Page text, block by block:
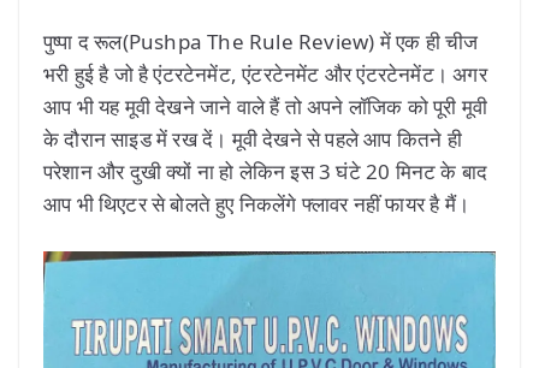
पुष्पा द रूल(Pushpa The Rule Review) में एक ही चीज
भरी हुई है जो है एंटरटेनमेंट, एंटरटेनमेंट और एंटरटेनमेंट। अगर
आप भी यह मूवी देखने जाने वाले हैं तो अपने लॉजिक को पूरी मूवी
के दौरान साइड में रख दें। मूवी देखने से पहले आप कितने ही
परेशान और दुखी क्यों ना हो लेकिन इस 3 घंटे 20 मिनट के बाद
आप भी थिएटर से बोलते हुए निकलेंगे फ्लावर नहीं फायर है मैं।